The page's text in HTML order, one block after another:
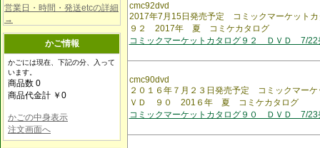
営業日・時間・発送etcの詳細
→
かご情報
かごには現在、下記の分、入って
います。
商品数 0
商品代金計 ￥0
かごの中身表示
注文画面へ
cmc92dvd
2017年7月15日発売予定 コミックマーケッ
９２ 2017年 夏 コミケカタログ
コミックマーケットカタログ９２ ＤＶＤ 7/22
cmc90dvd
２０１６年７月２３日発売予定 コミックマー
ＶＤ ９０ 201６年 夏 コミケカタログ
コミックマーケットカタログ９０ ＤＶＤ 7/23